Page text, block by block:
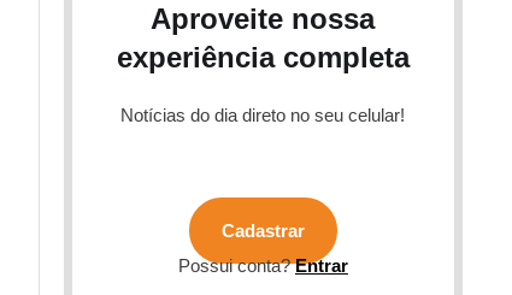
Aproveite nossa
experiência completa
Notícias do dia direto no seu celular!
Cadastrar
Possui conta?Entrar